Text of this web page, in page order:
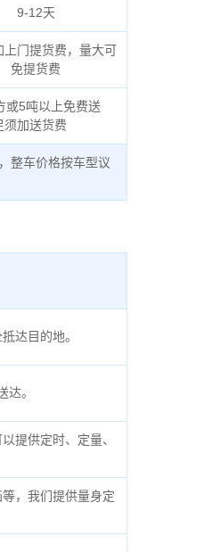
9-12天
上门提货费，量大可
免提货费
或5吨以上免费送
须加送货费
整车价格按车型议
达目的地。
。
提供定时、定量、
，我们提供量身定